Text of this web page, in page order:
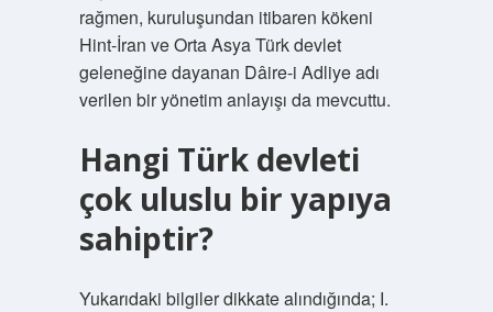
rağmen, kuruluşundan itibaren kökeni
Hint-İran ve Orta Asya Türk devlet
geleneğine dayanan Dâire-i Adliye adı
verilen bir yönetim anlayışı da mevcuttu.
Hangi Türk devleti
çok uluslu bir yapıya
sahiptir?
Yukarıdaki bilgiler dikkate alındığında; I.